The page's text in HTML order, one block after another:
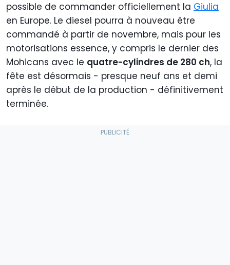
possible de commander officiellement la Giulia
en Europe. Le diesel pourra à nouveau être
commandé à partir de novembre, mais pour les
motorisations essence, y compris le dernier des
Mohicans avec le quatre-cylindres de 280 ch, la
fête est désormais - presque neuf ans et demi
après le début de la production - définitivement
terminée.